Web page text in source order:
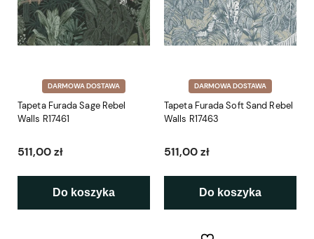
DARMOWA DOSTAWA
Tapeta Furada Sage Rebel
Walls R17461
511,00 zł
Do koszyka
DARMOWA DOSTAWA
Tapeta Furada Soft Sand Rebel
Walls R17463
511,00 zł
Do koszyka